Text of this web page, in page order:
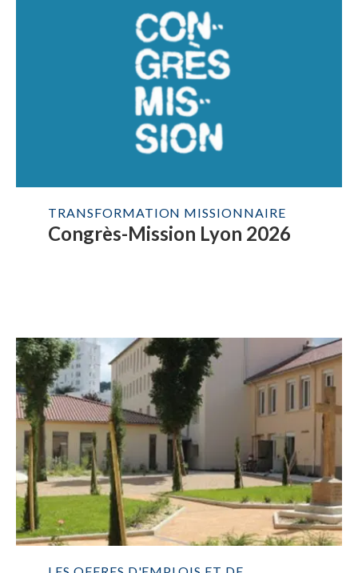
TRANSFORMATION MISSIONNAIRE
Congrès-Mission Lyon 2026